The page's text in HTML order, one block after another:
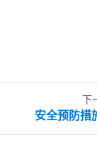
下
安全预防措